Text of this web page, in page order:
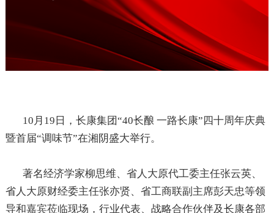
10 月 19 日，长康集团“40长酿 一路长康”四十周年庆典
暨首届“调味节”在湘阴盛大举行。
著名经济学家柳思维、省人大原代工委主任张云英、
省人大原财经委主任张亦贤、省工商联副主席彭天忠等领
导和嘉宾莅临现场，行业代表、战略合作伙伴及长康各部